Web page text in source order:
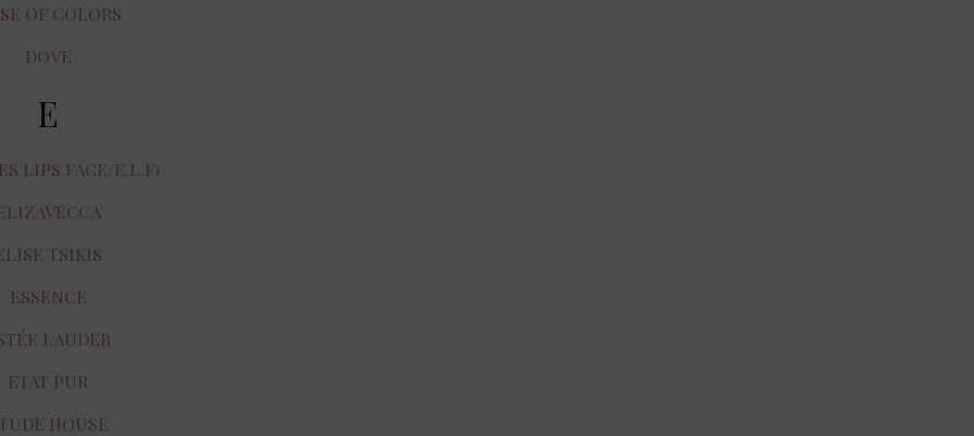
OF COLORS
DOVE
E
LIPS FACE/E.L.F)
TSIKIS
ESSENCE
LAUDER
ETAT PUR
HOUSE